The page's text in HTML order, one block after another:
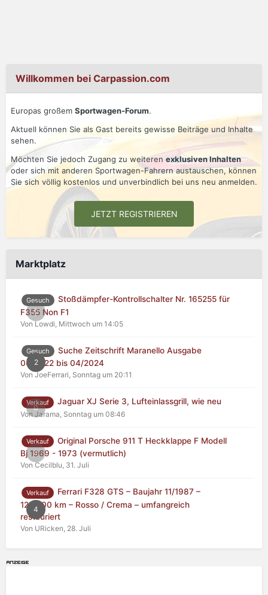
Willkommen bei Carpassion.com
Europas großem Sportwagen-Forum.
Aktuell können Sie als Gast bereits gewisse Beiträge und Inhalte
sehen.
Möchten Sie jedoch Zugang zu weiterenexklusiven Inhalten
oder sich mit anderen Sportwagen-Fahrern austauschen, können
Sie sich völlig kostenlos und unverbindlich bei uns neu anmelden.
JETZT REGISTRIEREN
Marktplatz
0
Gesuch
Stoßdämpfer-Kontrollschalter Nr. 165255 für
F355 Non F1
Von Lowdi, Mittwoch um 14:05
2
Gesuch
Suche Zeitschrift Maranello Ausgabe
04/2022 bis 04/2024
Von JoeFerrari, Sonntag um 20:11
0
Verkauf Jaguar XJ Serie 3, Lufteinlassgrill, wie neu
Von Jarama, Sonntag um 08:46
0
Verkauf
Original Porsche 911 T Heckklappe F Modell
Bj 1969 - 1973 (vermutlich)
Von Cecilblu, 31. Juli
4
Verkauf
Ferrari F328 GTS – Baujahr 11/1987 –
125.000 km – Rosso / Crema – umfangreich
restauriert
Von URicken, 28. Juli